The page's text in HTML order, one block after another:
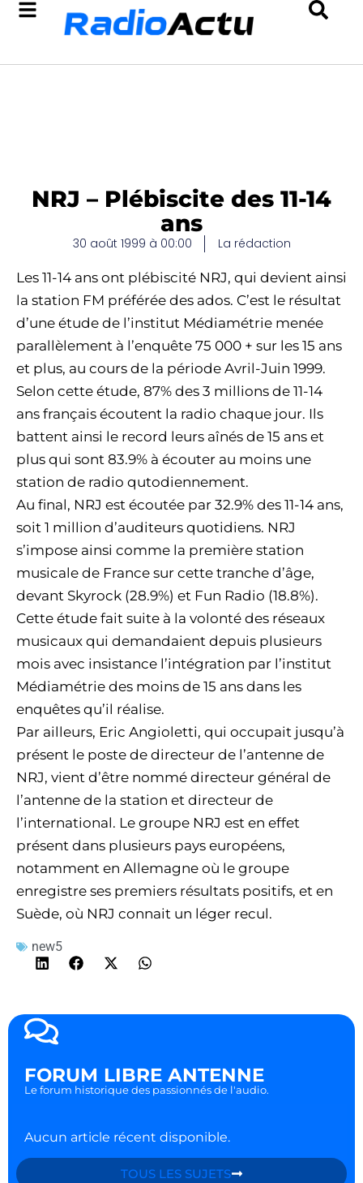
NRJ – Plébiscite des 11-14
ans
30 août 1999 à 00:00 La rédaction
Les 11-14 ans ont plébiscité NRJ, qui devient ainsi
la station FM préférée des ados. C’est le résultat
d’une étude de l’institut Médiamétrie menée
parallèlement à l’enquête 75 000 + sur les 15 ans
et plus, au cours de la période Avril-Juin 1999.
Selon cette étude, 87% des 3 millions de 11-14
ans français écoutent la radio chaque jour. Ils
battent ainsi le record leurs aînés de 15 ans et
plus qui sont 83.9% à écouter au moins une
station de radio qutodiennement.
Au final, NRJ est écoutée par 32.9% des 11-14 ans,
soit 1 million d’auditeurs quotidiens. NRJ
s’impose ainsi comme la première station
musicale de France sur cette tranche d’âge,
devant Skyrock (28.9%) et Fun Radio (18.8%).
Cette étude fait suite à la volonté des réseaux
musicaux qui demandaient depuis plusieurs
mois avec insistance l’intégration par l’institut
Médiamétrie des moins de 15 ans dans les
enquêtes qu’il réalise.
Par ailleurs, Eric Angioletti, qui occupait jusqu’à
présent le poste de directeur de l’antenne de
NRJ, vient d’être nommé directeur général de
l’antenne de la station et directeur de
l’international. Le groupe NRJ est en effet
présent dans plusieurs pays européens,
notamment en Allemagne où le groupe
enregistre ses premiers résultats positifs, et en
Suède, où NRJ connait un léger recul.
new5
FORUM LIBRE ANTENNE
Le forum historique des passionnés de l'audio.
Aucun article récent disponible.
TOUS LES SUJETS